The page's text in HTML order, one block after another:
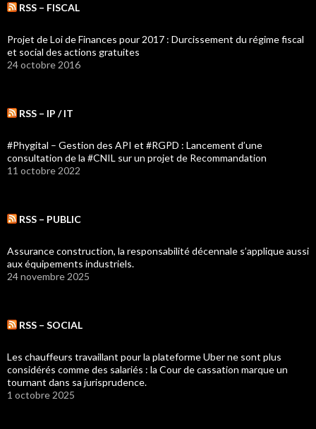
RSS – FISCAL
Projet de Loi de Finances pour 2017 : Durcissement du régime fiscal
et social des actions gratuites
24 octobre 2016
RSS – IP / IT
#Phygital – Gestion des API et #RGPD : Lancement d’une
consultation de la #CNIL sur un projet de Recommandation
11 octobre 2022
RSS – PUBLIC
Assurance construction, la responsabilité décennale s’applique aussi
aux équipements industriels.
24 novembre 2025
RSS – SOCIAL
Les chauffeurs travaillant pour la plateforme Uber ne sont plus
considérés comme des salariés : la Cour de cassation marque un
tournant dans sa jurisprudence.
1 octobre 2025